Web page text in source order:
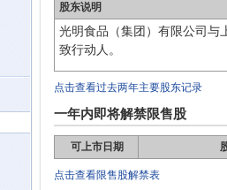
股东说明
光明食品（集团）有限公司与
致行动人。
点击查看过去两年主要股东记录
一年内即将解禁限售股
可上市日期
点击查看限售股解禁表